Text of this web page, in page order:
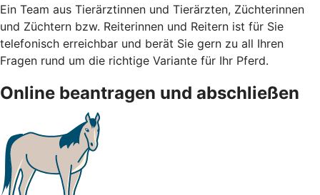
Ein Team aus Tierärztinnen und Tierärzten, Züchterinnen
und Züchtern bzw. Reiterinnen und Reitern ist für Sie
telefonisch erreichbar und berät Sie gern zu all Ihren
Fragen rund um die richtige Variante für Ihr Pferd.
Online beantragen und abschließen